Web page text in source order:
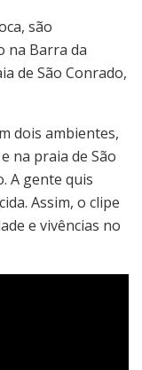
são
na Barra da
de São Conrado,
dois ambientes,
na praia de São
A gente quis
Assim, o clipe
e vivências no